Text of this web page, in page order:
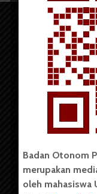
Copyright ©
Badan Otonom
pers mahasiswa
Badan Otonom
merupakan
oleh mahasiswa